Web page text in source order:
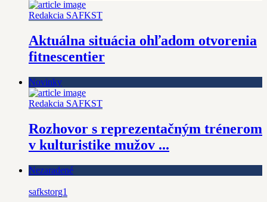
Redakcia SAFKST
Aktuálna situácia ohľadom otvorenia
fitnescentier
Novinky
Redakcia SAFKST
Rozhovor s reprezentačným trénerom
v kulturistike mužov ...
Nezaradené
safkstorg1